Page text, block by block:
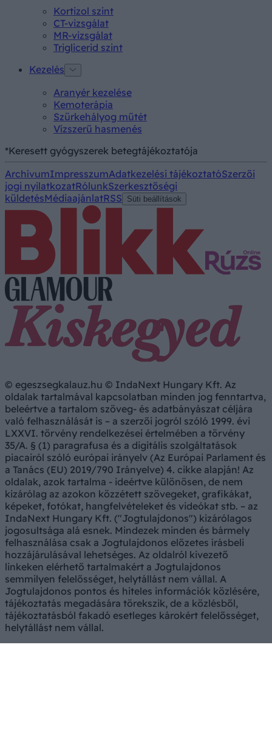
Kortizol szint
CT-vizsgálat
MR-vizsgálat
Triglicerid szint
Kezelés
Aranyér kezelése
Kemoterápia
Szürkehályog műtét
Vízszerű hasmenés
*Keresett gyógyszerek betegtájékoztatója
ArchívumImpresszumAdatkezelési tájékoztatóSzerzői
jogi nyilatkozatRólunkSzerkesztőségi
küldetésMédiaajánlatRSS Süti beállítások
© egeszsegkalauz.hu © IndaNext Hungary Kft. Az
oldalak tartalmával kapcsolatban minden jog fenntartva,
beleértve a tartalom szöveg- és adatbányászat céljára
való felhasználását is – a szerzői jogról szóló 1999. évi
LXXVI. törvény rendelkezései értelmében a törvény
35/A. § (1) paragrafusa és a digitális szolgáltatások
piacairól szóló európai irányelv (Az Európai Parlament és
a Tanács (EU) 2019/790 Irányelve) 4. cikke alapján! Az
oldalak, azok tartalma - ideértve különösen, de nem
kizárólag az azokon közzétett szövegeket, grafikákat,
képeket, fotókat, hangfelvételeket és videókat stb. – az
IndaNext Hungary Kft. ("Jogtulajdonos") kizárólagos
jogosultsága alá esnek. Mindezek minden és bármely
felhasználása csak a Jogtulajdonos előzetes írásbeli
hozzájárulásával lehetséges. Az oldalról kivezető
linkeken elérhető tartalmakért a Jogtulajdonos
semmilyen felelősséget, helytállást nem vállal. A
Jogtulajdonos pontos és hiteles információk közlésére,
tájékoztatás megadására törekszik, de a közlésből,
tájékoztatásból fakadó esetleges károkért felelősséget,
helytállást nem vállal.